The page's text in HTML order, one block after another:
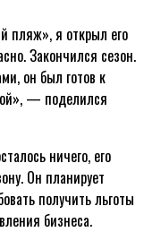
пляж», я открыл его
Закончился сезон.
он был готов к
— поделился
ничего, его
Он планирует
получить льготы
бизнеса.